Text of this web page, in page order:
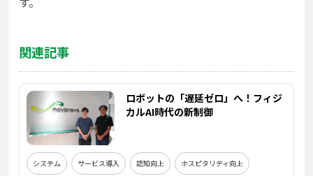
関連記事
ロボットの「遅延ゼロ」へ！フィジ
カルAI時代の新制御
システム サービス導入 認知向上 ホスピタリティ向上